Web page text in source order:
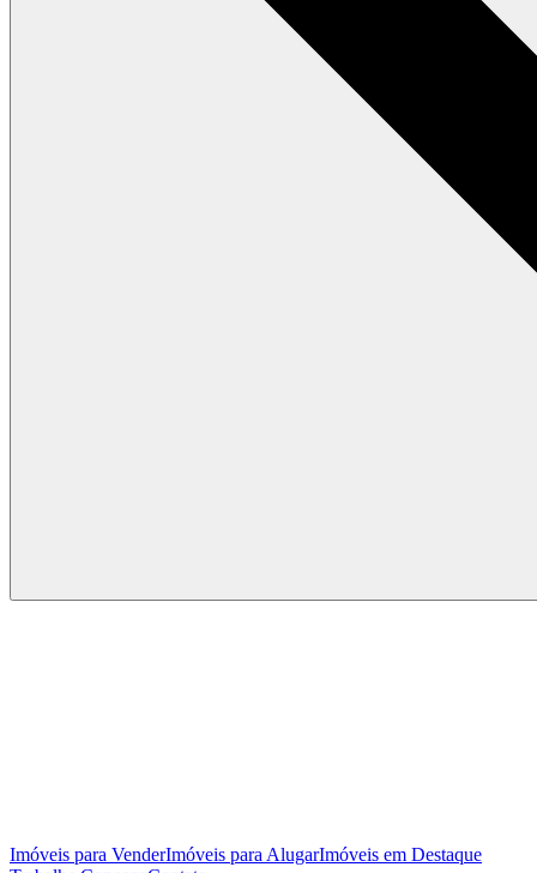
Imóveis para VenderImóveis para AlugarImóveis em Destaque